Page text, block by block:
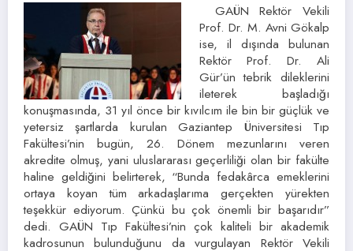
GAÜN Rektör Vekili
Prof. Dr. M. Avni Gökalp
ise, il dışında bulunan
Rektör Prof. Dr. Ali
Gür’ün tebrik dileklerini
ileterek başladığı
konuşmasında, 31 yıl önce bir kıvılcım ile bin bir güçlük ve
yetersiz şartlarda kurulan Gaziantep Üniversitesi Tıp
Fakültesi’nin bugün, 26. Dönem mezunlarını veren
akredite olmuş, yani uluslararası geçerliliği olan bir fakülte
haline geldiğini belirterek, “Bunda fedakârca emeklerini
ortaya koyan tüm arkadaşlarıma gerçekten yürekten
teşekkür ediyorum. Çünkü bu çok önemli bir başarıdır”
dedi. GAÜN Tıp Fakültesi’nin çok kaliteli bir akademik
kadrosunun bulunduğunu da vurgulayan Rektör Vekili